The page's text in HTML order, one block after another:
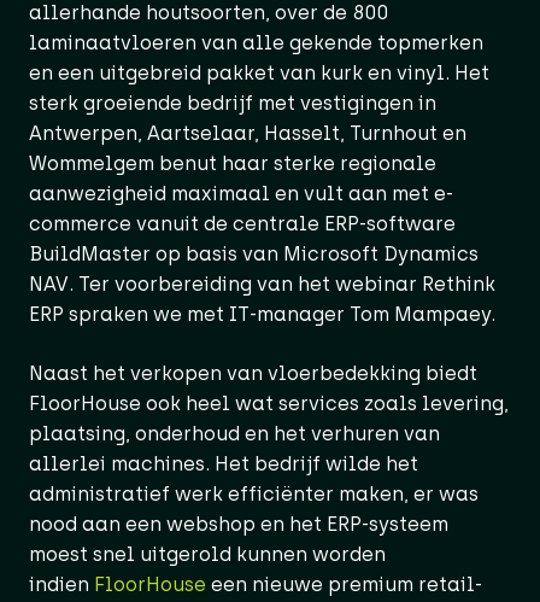
allerhande houtsoorten, over de 800
laminaatvloeren van alle gekende topmerken
en een uitgebreid pakket van kurk en vinyl. Het
sterk groeiende bedrijf met vestigingen in
Antwerpen, Aartselaar, Hasselt, Turnhout en
Wommelgem benut haar sterke regionale
aanwezigheid maximaal en vult aan met e-
commerce vanuit de centrale ERP-software
BuildMaster op basis van Microsoft Dynamics
NAV. Ter voorbereiding van het webinar Rethink
ERP spraken we met IT-manager Tom Mampaey.
Naast het verkopen van vloerbedekking biedt
FloorHouse ook heel wat services zoals levering,
plaatsing, onderhoud en het verhuren van
allerlei machines. Het bedrijf wilde het
administratief werk efficiënter maken, er was
nood aan een webshop en het ERP-systeem
moest snel uitgerold kunnen worden
indien FloorHouse een nieuwe premium retail-